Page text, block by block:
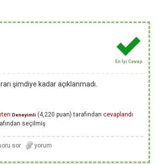
En İyi Cevap
şimdiye kadar açıklanmadı.
Deneyimli (4,220 puan) tarafından cevaplandı
seçilmiş